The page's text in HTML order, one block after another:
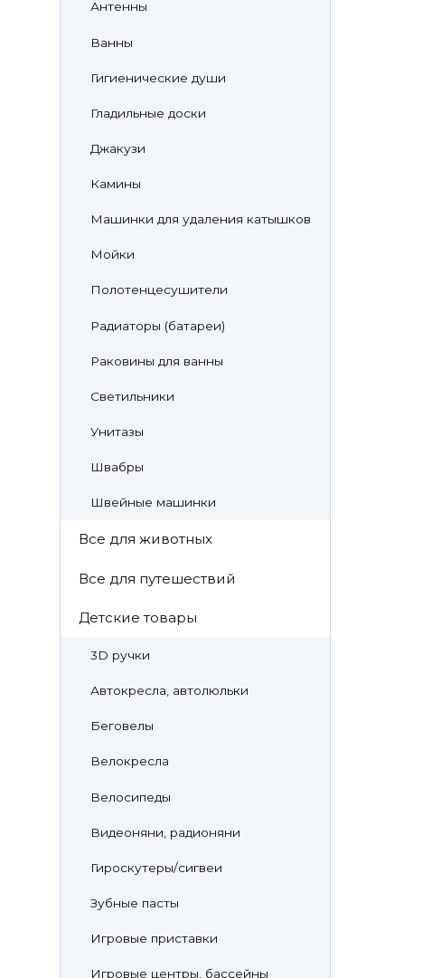
Антенны
Ванны
Гигиенические души
Гладильные доски
Джакузи
Камины
Машинки для удаления катышков
Мойки
Полотенцесушители
Радиаторы (батареи)
Раковины для ванны
Светильники
Унитазы
Швабры
Швейные машинки
Все для животных
Все для путешествий
Детские товары
3D ручки
Автокресла, автолюльки
Беговелы
Велокресла
Велосипеды
Видеоняни, радионяни
Гироскутеры/сигвеи
Зубные пасты
Игровые приставки
Игровые центры, бассейны